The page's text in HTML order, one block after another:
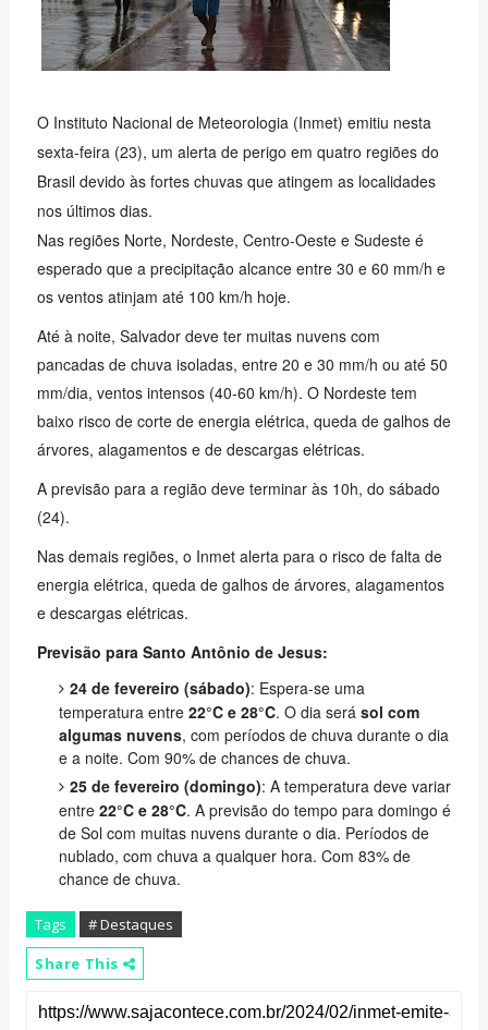
O Instituto Nacional de Meteorologia (Inmet) emitiu nesta
sexta-feira (23), um alerta de perigo em quatro regiões do
Brasil devido às fortes chuvas que atingem as localidades
nos últimos dias.
Nas regiões Norte, Nordeste, Centro-Oeste e Sudeste é
esperado que a precipitação alcance entre 30 e 60 mm/h e
os ventos atinjam até 100 km/h hoje.
Até à noite, Salvador deve ter muitas nuvens com
pancadas de chuva isoladas, entre 20 e 30 mm/h ou até 50
mm/dia, ventos intensos (40-60 km/h). O Nordeste tem
baixo risco de corte de energia elétrica, queda de galhos de
árvores, alagamentos e de descargas elétricas.
A previsão para a região deve terminar às 10h, do sábado
(24).
Nas demais regiões, o Inmet alerta para o risco de falta de
energia elétrica, queda de galhos de árvores, alagamentos
e descargas elétricas.
Previsão para Santo Antônio de Jesus:
24 de fevereiro (sábado): Espera-se uma
temperatura entre 22°C e 28°C. O dia será sol com
algumas nuvens, com períodos de chuva durante o dia
e a noite. Com 90% de chances de chuva.
25 de fevereiro (domingo): A temperatura deve variar
entre 22°C e 28°C. A previsão do tempo para domingo é
de Sol com muitas nuvens durante o dia. Períodos de
nublado, com chuva a qualquer hora. Com 83% de
chance de chuva.
Tags
# Destaques
Share This